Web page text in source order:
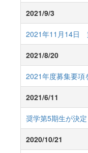
2021/9/3
2021年11月14日
2021/8/20
2021年度募集要項
2021/6/11
奨学第5期生が決定
2020/10/21